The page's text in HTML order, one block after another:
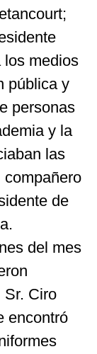
los medios
pública y
personas
y la
las
compañero
de
del mes
Sr. Ciro
encontró